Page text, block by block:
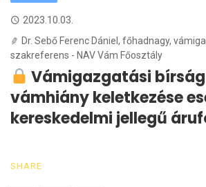
2023.10.03.
Dr. Sebő Ferenc Dániel, főhadnagy,
szakreferens - NAV Vám Főosztály
Vámigazgatási
vámhiány keletkezése
kereskedelmi jellegű
SHARE